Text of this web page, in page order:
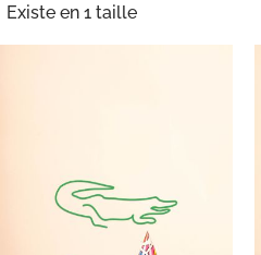
Existe en 1 taille